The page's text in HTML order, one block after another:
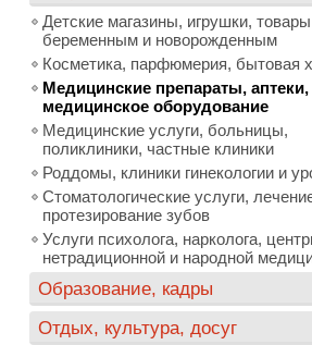
Детские магазины, игрушки, товары
беременным и новорожденным
Косметика, парфюмерия, бытовая
Медицинские препараты, аптеки,
медицинское оборудование
Медицинские услуги, больницы,
поликлиники, частные клиники
Роддомы, клиники гинекологии и
Стоматологические услуги,
протезирование зубов
Услуги психолога, нарколога,
нетрадиционной и народной
Образование, кадры
Отдых, культура, досуг